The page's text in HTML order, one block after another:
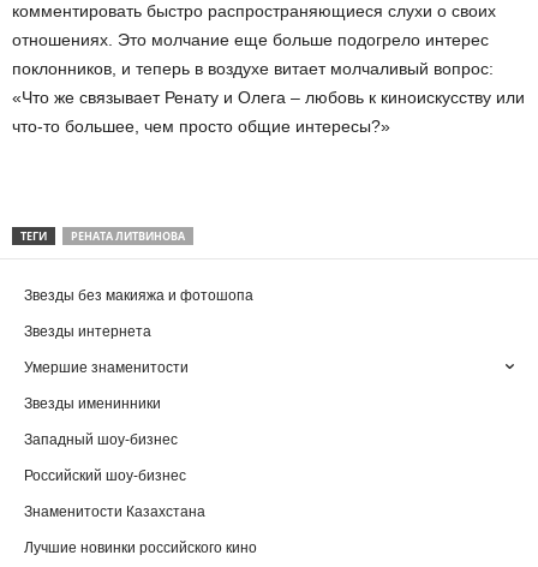
комментировать быстро распространяющиеся слухи о своих
отношениях. Это молчание еще больше подогрело интерес
поклонников, и теперь в воздухе витает молчаливый вопрос:
«Что же связывает Ренату и Олега – любовь к киноискусству или
что-то большее, чем просто общие интересы?»
ТЕГИ РЕНАТА ЛИТВИНОВА
Звезды без макияжа и фотошопа
Звезды интернета
Умершие знаменитости
Звезды именинники
Западный шоу-бизнес
Российский шоу-бизнес
Знаменитости Казахстана
Лучшие новинки российского кино